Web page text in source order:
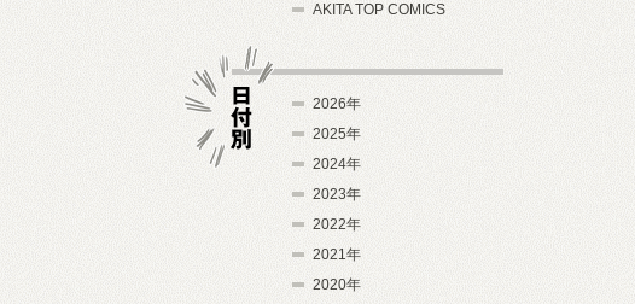
AKITA TOP COMICS
2026年
2025年
2024年
2023年
2022年
2021年
2020年